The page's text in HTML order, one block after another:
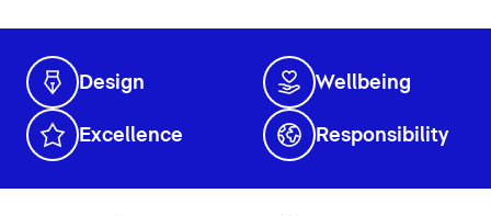
Design Wellbeing
Excellence Responsibility